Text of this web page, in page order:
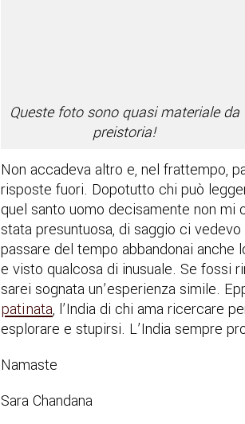
Queste foto sono quasi materiale da
preistoria!
Non accadeva altro e, nel frattempo,
risposte fuori. Dopotutto chi può
quel santo uomo decisamente non
stata presuntuosa, di saggio ci
passare del tempo abbandonai
e visto qualcosa di inusuale. Se fossi
sarei sognata un’esperienza simile.
patinata, l’India di chi ama ricercare
esplorare e stupirsi. L’India sempre
Namaste
Sara Chandana